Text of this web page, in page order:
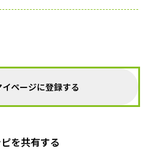
ページに登録する
を共有する